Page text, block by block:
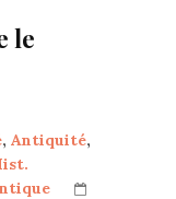
le
, Antiquité,